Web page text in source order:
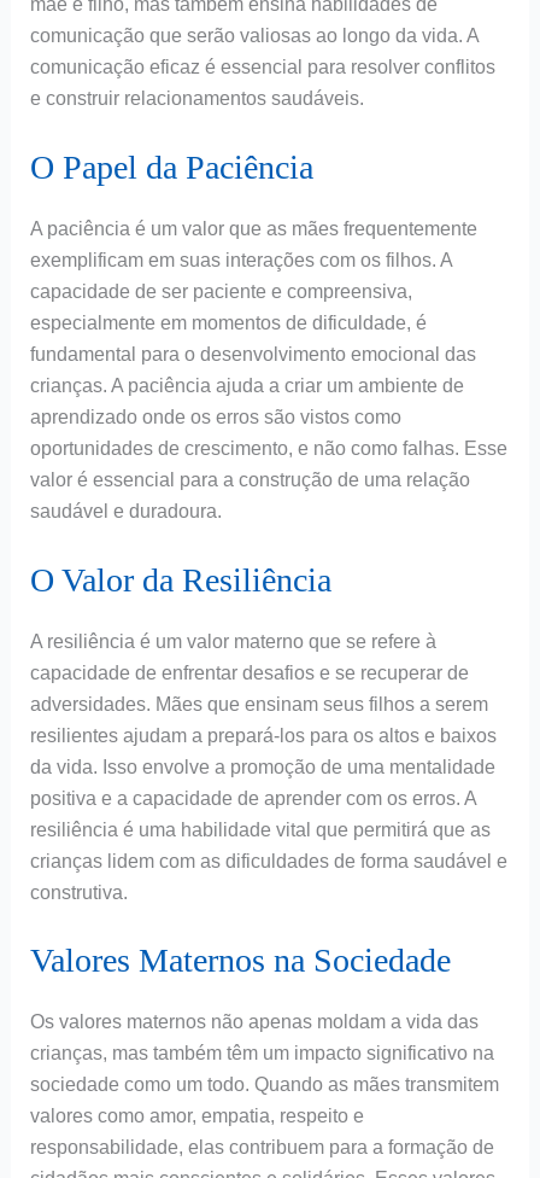
mãe e filho, mas também ensina habilidades de
comunicação que serão valiosas ao longo da vida. A
comunicação eficaz é essencial para resolver conflitos
e construir relacionamentos saudáveis.
O Papel da Paciência
A paciência é um valor que as mães frequentemente
exemplificam em suas interações com os filhos. A
capacidade de ser paciente e compreensiva,
especialmente em momentos de dificuldade, é
fundamental para o desenvolvimento emocional das
crianças. A paciência ajuda a criar um ambiente de
aprendizado onde os erros são vistos como
oportunidades de crescimento, e não como falhas. Esse
valor é essencial para a construção de uma relação
saudável e duradoura.
O Valor da Resiliência
A resiliência é um valor materno que se refere à
capacidade de enfrentar desafios e se recuperar de
adversidades. Mães que ensinam seus filhos a serem
resilientes ajudam a prepará-los para os altos e baixos
da vida. Isso envolve a promoção de uma mentalidade
positiva e a capacidade de aprender com os erros. A
resiliência é uma habilidade vital que permitirá que as
crianças lidem com as dificuldades de forma saudável e
construtiva.
Valores Maternos na Sociedade
Os valores maternos não apenas moldam a vida das
crianças, mas também têm um impacto significativo na
sociedade como um todo. Quando as mães transmitem
valores como amor, empatia, respeito e
responsabilidade, elas contribuem para a formação de